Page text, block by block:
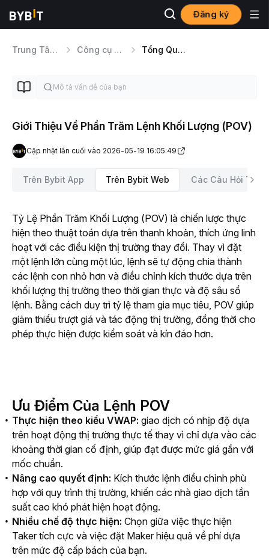
Đăng ký
Trung Tâm Trợ Giúp Công cụ Giao dịch Tổng Quan Các Loại Lệnh
Giới Thiệu Về Phần Trăm Lệnh Khối Lượng (POV)
Cập nhật lần cuối vào 2026-05-19 16:05:49
Trên Bybit App Trên Bybit Web Các Câu Hỏi
Tỷ Lệ Phần Trăm Khối Lượng (POV) là chiến lược thực
hiện theo thuật toán dựa trên thanh khoản, thích ứng linh
hoạt với các điều kiện thị trường thay đổi. Thay vì đặt
một lệnh lớn cùng một lúc, lệnh sẽ tự động chia thành
các lệnh con nhỏ hơn và điều chỉnh kích thước dựa trên
khối lượng thị trường theo thời gian thực và độ sâu sổ
lệnh. Bằng cách duy trì tỷ lệ tham gia mục tiêu, POV giúp
giảm thiểu trượt giá và tác động thị trường, đồng thời cho
phép thực hiện được kiểm soát và kín đáo hơn.
Ưu Điểm Của Lệnh POV
Thực hiện theo kiểu VWAP: giao dịch có nhịp độ dựa
trên hoạt động thị trường thực tế thay vì chỉ dựa vào các
khoảng thời gian cố định, giúp đạt được mức giá gần với
mốc chuẩn.
Nâng cao quyết định: Kích thước lệnh điều chỉnh phù
hợp với quy trình thị trường, khiến các nhà giao dịch tần
suất cao khó phát hiện hoạt động.
Nhiều chế độ thực hiện: Chọn giữa việc thực hiện
Taker tích cực và việc đặt Maker hiệu quả về phí dựa
trên mức độ cấp bách của bạn.